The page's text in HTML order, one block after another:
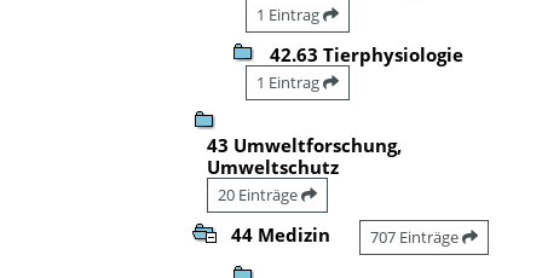
1 Eintrag
42.63 Tierphysiologie
1 Eintrag
43 Umweltforschung,
Umweltschutz
20 Einträge
44 Medizin 707 Einträge